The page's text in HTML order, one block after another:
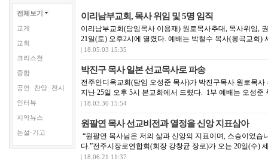
전체보기
교계
교회
크리스천
종합
공연· 찬양· 전시
인터뷰
지역뉴스
논설·기고
이리남부교회, 목사 위임 및 5명 임직
이리남부교회(담임목사 이용재) 원로목사추대, 목사위임,
21일(토) 오후2시에 열렸다. 예배는 박철수 목사(봉곡교회)
| 18.05.03 15:35
박진구 목사 일본 선교목사로 파송
전주안디옥교회(담임 오성준 목사)가 박진구목사 원로목
지난 25일 오후 5시 본교회에서 드렸다. 1부 예배는 오성준
| 18.03.30 15:54
원팔연 목사 선교비전과 열정을 신앙 지표삼아
“원팔연 목사님은 저의 삶과 신앙의 지표이며, 스승이었습
다.”전주시장로연합회(회장 강창균 장로)가 오는 20일(수)
| 18.06.21 11:37